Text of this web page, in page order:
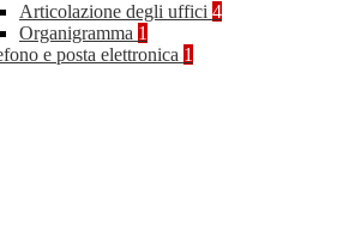
Articolazione degli uffici 4
Organigramma 1
e posta elettronica 1